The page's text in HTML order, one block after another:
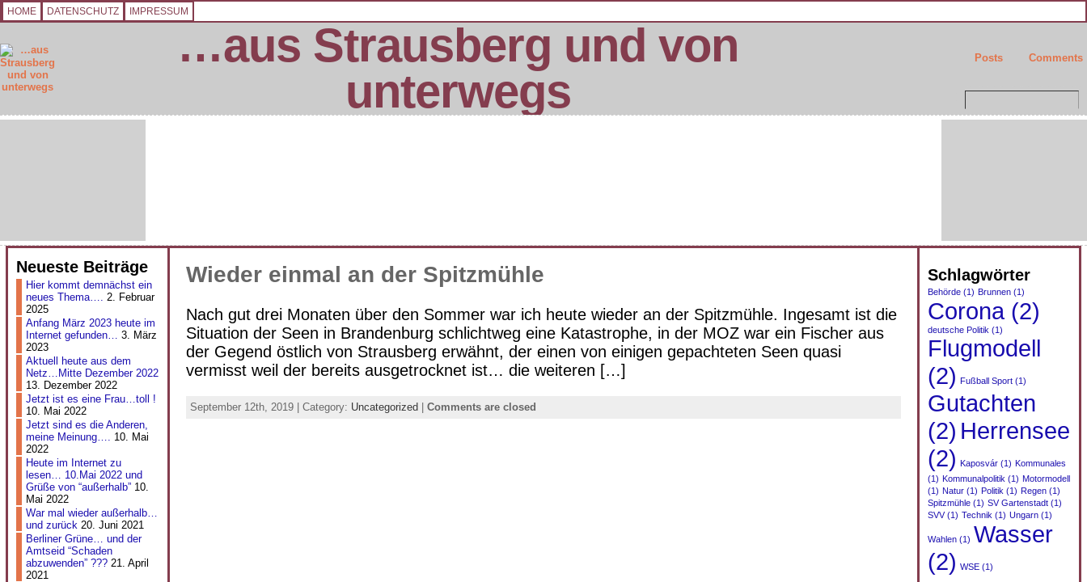
HOME DATENSCHUTZ IMPRESSUM
…aus Strausberg und von
unterwegs
Comments
Posts
Neueste Beiträge
Hier kommt demnächst ein
neues Thema…. 2. Februar
2025
Anfang März 2023 heute im
Internet gefunden… 3. März
2023
Aktuell heute aus dem
Netz…Mitte Dezember 2022
13. Dezember 2022
Jetzt ist es eine Frau…toll !
10. Mai 2022
Jetzt sind es die Anderen,
meine Meinung…. 10. Mai
2022
Heute im Internet zu
lesen… 10.Mai 2022 und
Grüße von “außerhalb” 10.
Mai 2022
War mal wieder außerhalb…
und zurück 20. Juni 2021
Berliner Grüne… und der
Amtseid “Schaden
abzuwenden” ??? 21. April
2021
Wieder einmal an der Spitzmühle
Nach gut drei Monaten über den Sommer war ich heute wieder an der Spitzmühle. Ingesamt ist die
Situation der Seen in Brandenburg schlichtweg eine Katastrophe, in der MOZ war ein Fischer aus
der Gegend östlich von Strausberg erwähnt, der einen von einigen gepachteten Seen quasi
vermisst weil der bereits ausgetrocknet ist… die weiteren […]
September 12th, 2019 | Category: Uncategorized Comments are closed
Schlagwörter
Behörde(1) Brunnen(1)
Corona(2)
deutsche Politik (1)
Flugmodell
(2) Fußball Sport(1)
Gutachten
(2) Herrensee
(2) Kaposvár(1) Kommunales
(1) Kommunalpolitik (1) Motormodell
(1) Natur(1) Politik (1) Regen(1)
Spitzmühle(1) SV Gartenstadt(1)
SVV(1) Technik (1) Ungarn(1)
Wahlen(1) Wasser
(2) WSE(1)